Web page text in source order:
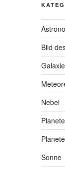
Bild
Galaxie
Nebel
Sonne